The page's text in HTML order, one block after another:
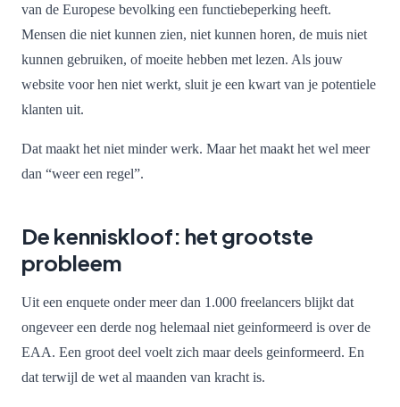
van de Europese bevolking een functiebeperking heeft.
Mensen die niet kunnen zien, niet kunnen horen, de muis niet
kunnen gebruiken, of moeite hebben met lezen. Als jouw
website voor hen niet werkt, sluit je een kwart van je potentiele
klanten uit.
Dat maakt het niet minder werk. Maar het maakt het wel meer
dan “weer een regel”.
De kenniskloof: het grootste
probleem
Uit een enquete onder meer dan 1.000 freelancers blijkt dat
ongeveer een derde nog helemaal niet geinformeerd is over de
EAA. Een groot deel voelt zich maar deels geinformeerd. En
dat terwijl de wet al maanden van kracht is.